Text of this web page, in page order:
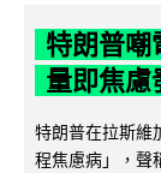
特朗普嘲
量即焦慮
特朗普在拉斯維
程焦慮病」，聲